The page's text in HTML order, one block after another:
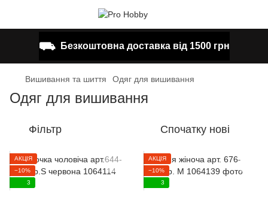
⛟ Безкоштовна доставка від 1500 грн
Вишивання та шиття Одяг для вишивання
Одяг для вишивання
Фільтр Спочатку нові
АКЦІЯ
−10%
3
АКЦІЯ
−10%
3